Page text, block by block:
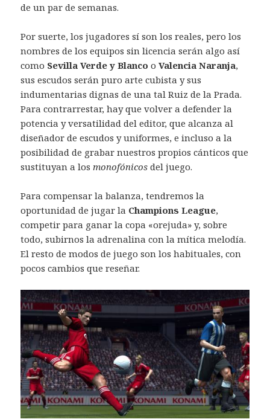
de un par de semanas.
Por suerte, los jugadores sí son los reales, pero los
nombres de los equipos sin licencia serán algo así
como Sevilla Verde y Blanco oValencia Naranja,
sus escudos serán puro arte cubista y sus
indumentarias dignas de una tal Ruiz de la Prada.
Para contrarrestar, hay que volver a defender la
potencia y versatilidad del editor, que alcanza al
diseñador de escudos y uniformes, e incluso a la
posibilidad de grabar nuestros propios cánticos que
sustituyan a losmonofónicos del juego.
Para compensar la balanza, tendremos la
oportunidad de jugar la Champions League,
competir para ganar la copa «orejuda» y, sobre
todo, subirnos la adrenalina con la mítica melodía.
El resto de modos de juego son los habituales, con
pocos cambios que reseñar.